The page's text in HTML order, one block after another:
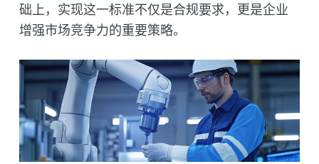
础上，实现这一标准不仅是合规要求，更是企业
增强市场竞争力的重要策略。